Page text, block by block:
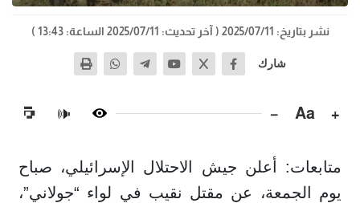
نشر بتاريخ: 2025/07/11 ( آخر تحديث: 2025/07/11 الساعة: 13:43 )
شارك
+
Aa
−
🔊
متابعات: أعلن جيش الاحتلال الإسرائيلي، صباح
يوم الجمعة، عن مقتل نقيب في لواء “جولاني”،